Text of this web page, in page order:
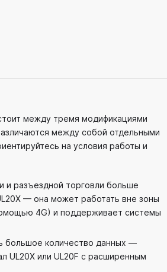
между тремя модификациями
между собой отдельными
на условия работы и
и разъездной торговли больше
— она может работать вне зоны
4G) и поддерживает системы
большое количество данных —
UL20X или UL20F с расширенным